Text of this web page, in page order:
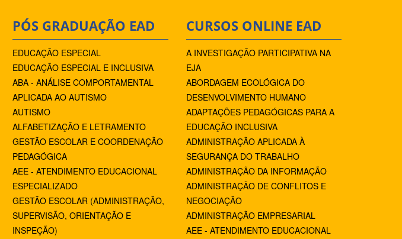
PÓS GRADUAÇÃO EAD
EDUCAÇÃO ESPECIAL
EDUCAÇÃO ESPECIAL E INCLUSIVA
ABA - ANÁLISE COMPORTAMENTAL
APLICADA AO AUTISMO
AUTISMO
ALFABETIZAÇÃO E LETRAMENTO
GESTÃO ESCOLAR E COORDENAÇÃO
PEDAGÓGICA
AEE - ATENDIMENTO EDUCACIONAL
ESPECIALIZADO
GESTÃO ESCOLAR (ADMINISTRAÇÃO,
SUPERVISÃO, ORIENTAÇÃO E
INSPEÇÃO)
CURSOS ONLINE EAD
A INVESTIGAÇÃO PARTICIPATIVA NA
EJA
ABORDAGEM ECOLÓGICA DO
DESENVOLVIMENTO HUMANO
ADAPTAÇÕES PEDAGÓGICAS PARA A
EDUCAÇÃO INCLUSIVA
ADMINISTRAÇÃO APLICADA À
SEGURANÇA DO TRABALHO
ADMINISTRAÇÃO DA INFORMAÇÃO
ADMINISTRAÇÃO DE CONFLITOS E
NEGOCIAÇÃO
ADMINISTRAÇÃO EMPRESARIAL
AEE - ATENDIMENTO EDUCACIONAL